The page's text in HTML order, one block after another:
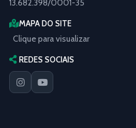
13.682.398/0001-35
MAPA DO SITE
Clique para visualizar
REDES SOCIAIS